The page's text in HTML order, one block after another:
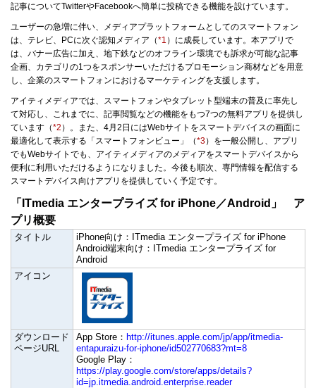
記事についてTwitterやFacebookへ簡単に投稿できる機能を設けています。
ユーザーの急増に伴い、メディアプラットフォームとしてのスマートフォン
は、テレビ、PCに次ぐ認知メディア（*1 ）に成長しています。本アプリで
は、バナー広告に加え、地下鉄などのオフライン環境でも訴求が可能な記事
企画、カテゴリの1つをスポンサーいただけるプロモーション商材などを用意
し、企業のスマートフォンにおけるマーケティングを支援します。
アイティメディアでは、スマートフォンやタブレット型端末の普及に率先し
て対応し、これまでに、記事閲覧などの機能をもつ7つの無料アプリを提供し
ています（*2 ）。また、4月2日にはWebサイトをスマートデバイスの画面に
最適化して表示する「スマートフォンビュー」（*3）を一般公開し、アプリ
でもWebサイトでも、アイティメディアのメディアをスマートデバイスから
便利に利用いただけるようになりました。今後も順次、専門情報を配信する
スマートデバイス向けアプリを提供していく予定です。
「ITmedia エンタープライズ for iPhone／Android」 ア
プリ概要
タイトル
iPhone向け：ITmedia エンタープライズ for iPhone
Android端末向け：ITmedia エンタープライズ for
Android
アイコン
ダウンロード
ページURL
App Store： http://itunes.apple.com/jp/app/itmedia-
entapuraizu-for-iphone/id502770683?mt=8
Google Play：
https://play.google.com/store/apps/details?
id=jp.itmedia.android.enterprise.reader